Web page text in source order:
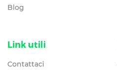
Blog
Link utili
Contattaci